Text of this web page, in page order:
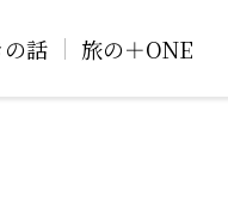
の話 旅の＋ONE